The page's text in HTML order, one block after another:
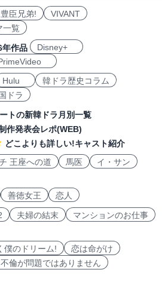
臣兄弟!
VIVANT
一覧
作品
Disney+
Hulu
韓ドラ歴史コラム
ドラ
トの新韓ドラ月別一覧
作発表会レポ(WEB)
どこよりも詳しい!キャスト紹介
王座への道 馬医
イ・サン
善徳女王 恋人
夫婦の結末
マンションのお仕事
僕のドリーム!
恋は命がけ
倫が問題ではありません